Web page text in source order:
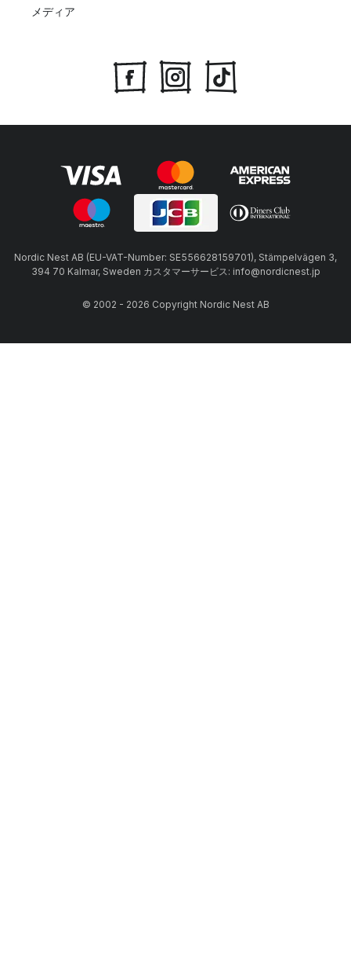
メディア
Nordic Nest AB (EU-VAT-Number: SE556628159701), Stämpelvägen 3,
394 70 Kalmar, Sweden カスタマーサービス: info@nordicnest.jp
© 2002 - 2026 Copyright Nordic Nest AB